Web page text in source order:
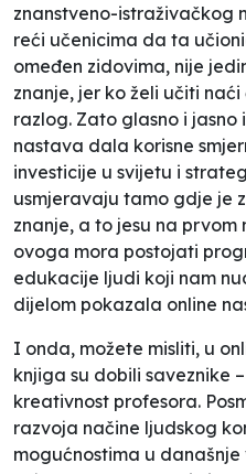
znanstveno-istraživačkog
reći učenicima da ta
omeđen zidovima, nije
znanje, jer ko želi učiti
razlog. Zato glasno i jasno
nastava dala korisne
investicije u svijetu i
usmjeravaju tamo gdje je
znanje, a to jesu na
ovoga mora postojati
edukacije ljudi koji nam
dijelom pokazala online
I onda, možete misliti, u
knjiga su dobili saveznike
kreativnost profesora.
razvoja načine ljudskog
mogućnostima u